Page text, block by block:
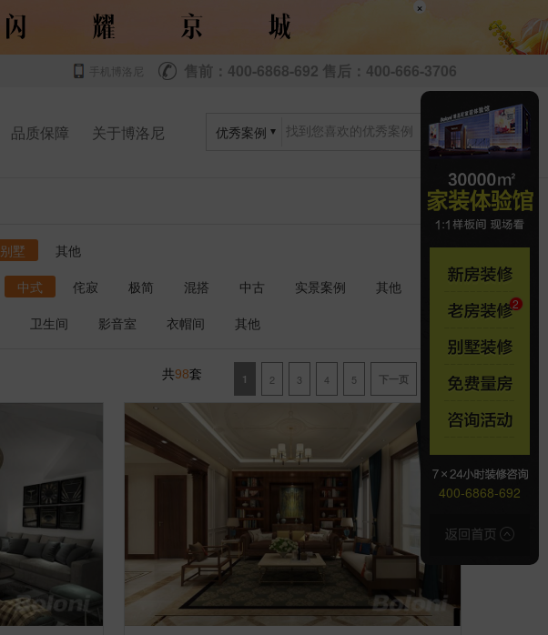
×
手机博洛尼 售前：400-6868-692 售后：400-666-3706
品质保障 关于博洛尼 优秀案例
别墅
其他
中式 侘寂 极简 混搭 中古 实景案例
其他
卫生间 影音室 衣帽间 其他
共98套 1 2 3 4 5 下一页 尾页
400-6868-692